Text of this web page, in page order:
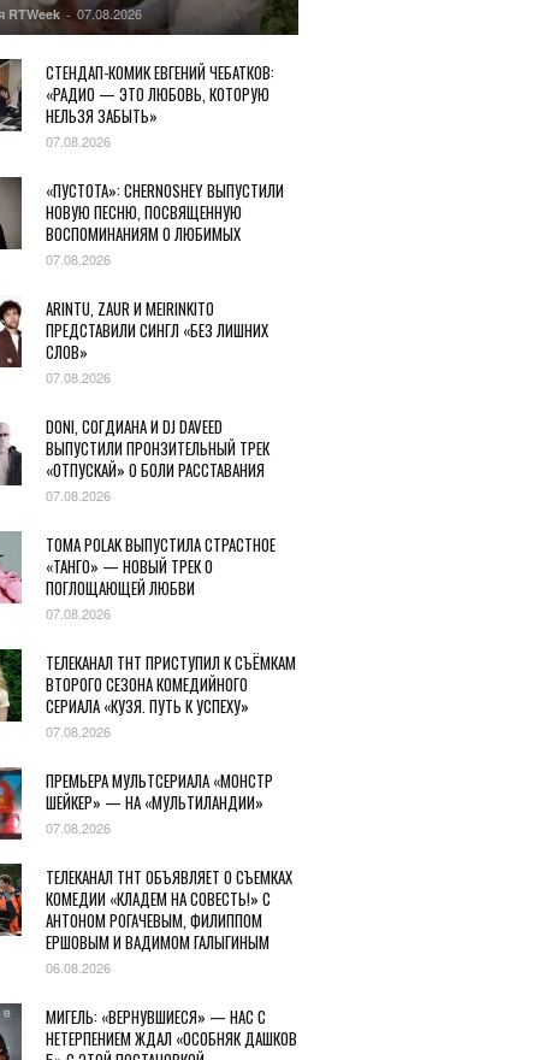
RTWeek - 07.08.2026
СТЕНДАП-КОМИК ЕВГЕНИЙ ЧЕБАТКОВ:
«РАДИО — ЭТО ЛЮБОВЬ, КОТОРУЮ
НЕЛЬЗЯ ЗАБЫТЬ»
07.08.2026
«ПУСТОТА»: CHERNOSHEY ВЫПУСТИЛИ
НОВУЮ ПЕСНЮ, ПОСВЯЩЕННУЮ
ВОСПОМИНАНИЯМ О ЛЮБИМЫХ
07.08.2026
ARINTU, ZAUR И MEIRINKITO
ПРЕДСТАВИЛИ СИНГЛ «БЕЗ ЛИШНИХ
СЛОВ»
07.08.2026
DONI, СОГДИАНА И DJ DAVEED
ВЫПУСТИЛИ ПРОНЗИТЕЛЬНЫЙ ТРЕК
«ОТПУСКАЙ» О БОЛИ РАССТАВАНИЯ
07.08.2026
TOMA POLAK ВЫПУСТИЛА СТРАСТНОЕ
«ТАНГО» — НОВЫЙ ТРЕК О
ПОГЛОЩАЮЩЕЙ ЛЮБВИ
07.08.2026
ТЕЛЕКАНАЛ ТНТ ПРИСТУПИЛ К СЪЁМКАМ
ВТОРОГО СЕЗОНА КОМЕДИЙНОГО
СЕРИАЛА «КУЗЯ. ПУТЬ К УСПЕХУ»
07.08.2026
ПРЕМЬЕРА МУЛЬТСЕРИАЛА «МОНСТР
ШЕЙКЕР» — НА «МУЛЬТИЛАНДИИ»
07.08.2026
ТЕЛЕКАНАЛ ТНТ ОБЪЯВЛЯЕТ О СЪЕМКАХ
КОМЕДИИ «КЛАДЕМ НА СОВЕСТЬ!» С
АНТОНОМ РОГАЧЕВЫМ, ФИЛИППОМ
ЕРШОВЫМ И ВАДИМОМ ГАЛЫГИНЫМ
06.08.2026
МИГЕЛЬ: «ВЕРНУВШИЕСЯ» — НАС С
НЕТЕРПЕНИЕМ ЖДАЛ «ОСОБНЯК ДАШКОВ